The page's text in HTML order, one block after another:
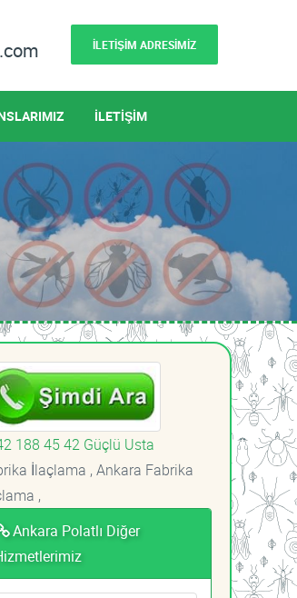
İLETİŞİM ADRESİMİZ
İLETİŞİM
188 45 42 Güçlü Usta
İlaçlama , Ankara Fabrika
,
Ankara Polatlı Diğer